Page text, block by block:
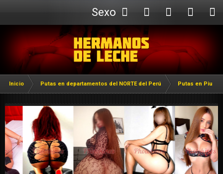
Sexo
Webcam
Inicio Putas en departamentos del NORTE del Perú Putas en Piura